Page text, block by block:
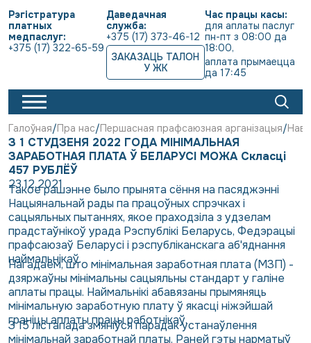
Рэгістратура
платных
медпаслуг:
+375 (17) 322-65-59
Даведачная
служба:
+375 (17) 373-46-12
ЗАКАЗАЦЬ ТАЛОН
У ЖК
Час працы касы:
для аплаты паслуг
пн-пт з 08:00 да
18:00,
аплата прымаецца
да 17:45
Галоўная Пра нас Першасная прафсаюзная арганізацыя
З 1 СТУДЗЕНЯ 2022 ГОДА МІНІМАЛЬНАЯ
ЗАРАБОТНАЯ ПЛАТА Ў БЕЛАРУСІ МОЖА Скласці
457 РУБЛЁЎ
23.12.2021
Такое рашэнне было прынята сёння на пасяджэнні
Нацыянальнай рады па працоўных спрэчках і
сацыяльных пытаннях, якое праходзіла з удзелам
прадстаўнікоў урада Рэспублікі Беларусь, Федэрацыі
прафсаюзаў Беларусі і рэспубліканскага аб'яднання
наймальнікаў.
Нагадаем, што мінімальная заработная плата (МЗП) -
дзяржаўны мінімальны сацыяльны стандарт у галіне
аплаты працы. Наймальнікі абавязаны прымяняць
мінімальную заработную плату ў якасці ніжэйшай
граніцы аплаты працы работнікаў.
З 15 лістапада змяніўся парадак устанаўлення
мінімальнай заработнай платы. Раней гэты нарматыў